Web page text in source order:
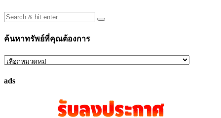
ค้นหาทรัพย์ที่คุณต้องการ
ค้นหา
ที่
ads